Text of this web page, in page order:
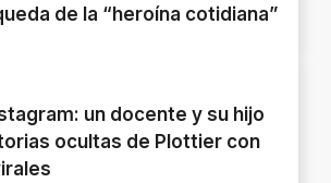
de la “heroína cotidiana”
un docente y su hijo
ocultas de Plottier con